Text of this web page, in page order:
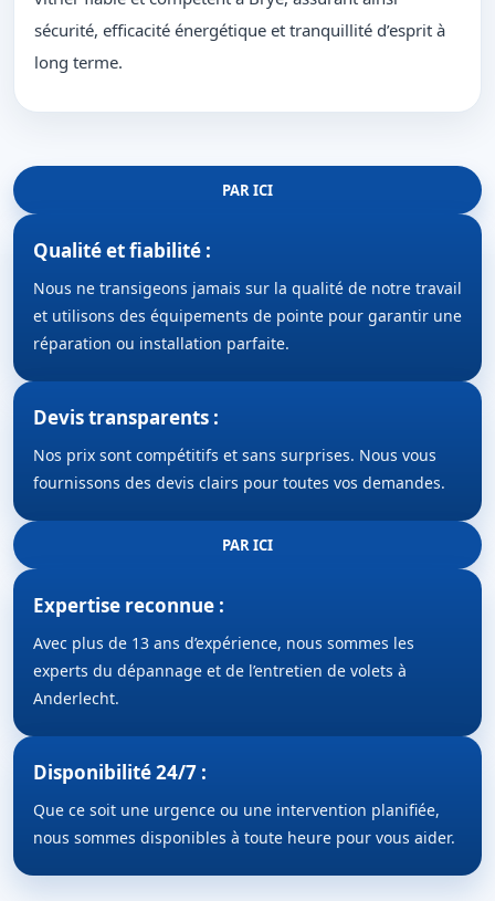
sécurité, efficacité énergétique et tranquillité d’esprit à
long terme.
PAR ICI
Qualité et fiabilité :
Nous ne transigeons jamais sur la qualité de notre travail
et utilisons des équipements de pointe pour garantir une
réparation ou installation parfaite.
Devis transparents :
Nos prix sont compétitifs et sans surprises. Nous vous
fournissons des devis clairs pour toutes vos demandes.
PAR ICI
Expertise reconnue :
Avec plus de 13 ans d’expérience, nous sommes les
experts du dépannage et de l’entretien de volets à
Anderlecht.
Disponibilité 24/7 :
Que ce soit une urgence ou une intervention planifiée,
nous sommes disponibles à toute heure pour vous aider.